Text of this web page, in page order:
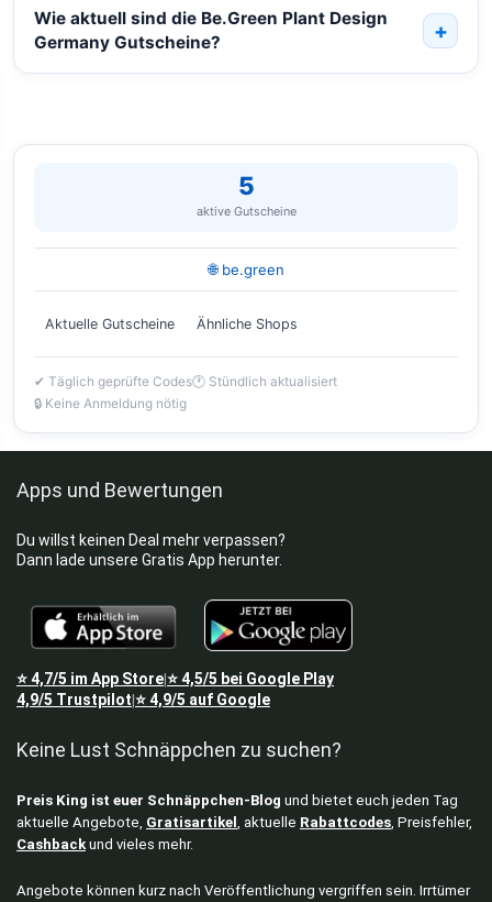
Wie aktuell sind die Be.Green Plant Design
Germany Gutscheine?
5
aktive Gutscheine
🌐 be.green
Aktuelle Gutscheine Ähnliche Shops
✔ Täglich geprüfte Codes🕐 Stündlich aktualisiert
🔒 Keine Anmeldung nötig
Apps und Bewertungen
Du willst keinen Deal mehr verpassen?
Dann lade unsere Gratis App herunter.
⭐4,7/5 im App Store|⭐4,5/5 bei Google Play
4,9/5 Trustpilot|⭐4,9/5 auf Google
Keine Lust Schnäppchen zu suchen?
Preis King ist euer Schnäppchen-Blog und bietet euch jeden Tag
aktuelle Angebote, Gratisartikel , aktuelle Rabattcodes, Preisfehler,
Cashbackund vieles mehr.
Angebote können kurz nach Veröffentlichung vergriffen sein. Irrtümer